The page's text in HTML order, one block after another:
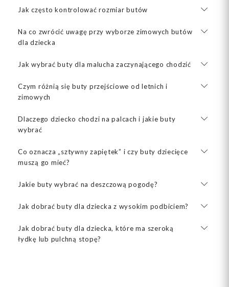
Jak często kontrolować rozmiar butów
Na co zwrócić uwagę przy wyborze zimowych butów
dla dziecka
Jak wybrać buty dla malucha zaczynającego chodzić
Czym różnią się buty przejściowe od letnich i
zimowych
Dlaczego dziecko chodzi na palcach i jakie buty
wybrać
Co oznacza „sztywny zapiętek” i czy buty dziecięce
muszą go mieć?
Jakie buty wybrać na deszczową pogodę?
Jak dobrać buty dla dziecka z wysokim podbiciem?
Jak dobrać buty dla dziecka, które ma szeroką
łydkę lub pulchną stopę?